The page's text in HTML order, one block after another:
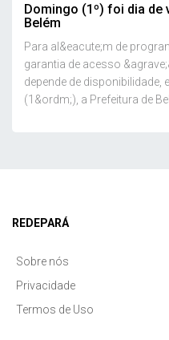
Domingo (1º) foi dia
Belém
Para al&eacute;m de
garantia de acesso
depende de disponibilidade,
(1&ordm;), a Prefeitura de
REDEPARÁ
Sobre nós
Privacidade
Termos de Uso